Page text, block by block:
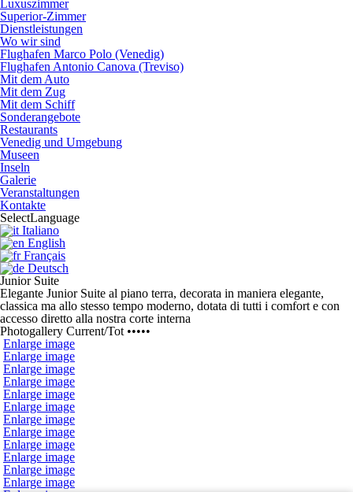
Luxuszimmer
Superior-Zimmer
Dienstleistungen
Wo wir sind
Flughafen Marco Polo (Venedig)
Flughafen Antonio Canova (Treviso)
Mit dem Auto
Mit dem Zug
Mit dem Schiff
Sonderangebote
Restaurants
Venedig und Umgebung
Museen
Inseln
Galerie
Veranstaltungen
Kontakte
SelectLanguage
Italiano
English
Français
Deutsch
Junior Suite
Elegante Junior Suite al piano terra, decorata in maniera elegante,
classica ma allo stesso tempo moderno, dotata di tutti i comfort e con
accesso diretto alla nostra corte interna
Photogallery Current/Tot •••••
Enlarge image
Enlarge image
Enlarge image
Enlarge image
Enlarge image
Enlarge image
Enlarge image
Enlarge image
Enlarge image
Enlarge image
Enlarge image
Enlarge image